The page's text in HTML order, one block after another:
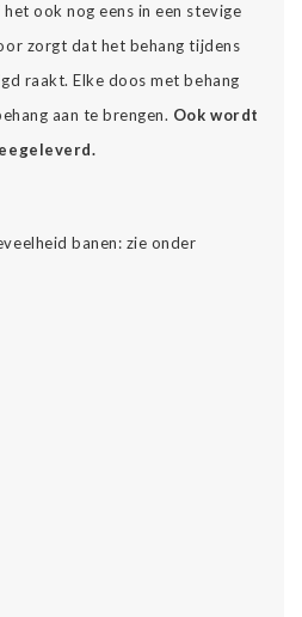
ook nog eens in een stevige
zorgt dat het behang tijdens
raakt. Elke doos met behang
aan te brengen. Ook wordt
banen: zie onder